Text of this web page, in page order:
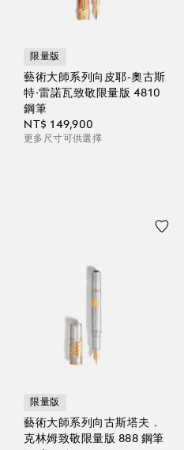
限量版
藝術大師系列向皮耶-奧古斯
特·雷諾瓦致敬限量版 4810
鋼筆
NT$ 149,900
更多尺寸可供選擇
限量版
藝術大師系列向古斯塔夫．
克林姆致敬限量版 888 鋼筆